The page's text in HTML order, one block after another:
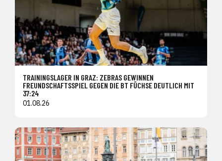
TRAININGSLAGER IN GRAZ: ZEBRAS GEWINNEN
FREUNDSCHAFTSSPIEL GEGEN DIE BT FÜCHSE DEUTLICH MIT
37:24
01.08.26